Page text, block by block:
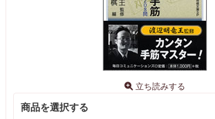
立ち読みする
商品を選択する